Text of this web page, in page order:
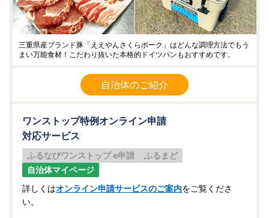
三重県産ブランド豚「ええやんさくらポーク」はどんな調理方法でもう
まい万能食材！こだわり抜いた本格的ドイツパンもおすすめです。
自治体のご紹介
ワンストップ特例オンライン申請
対応サービス
ふるなびワンストップ e申請
ふるまど
自治体マイページ
詳しくはオンライン申請サービスのご案内をご覧くださ
い。